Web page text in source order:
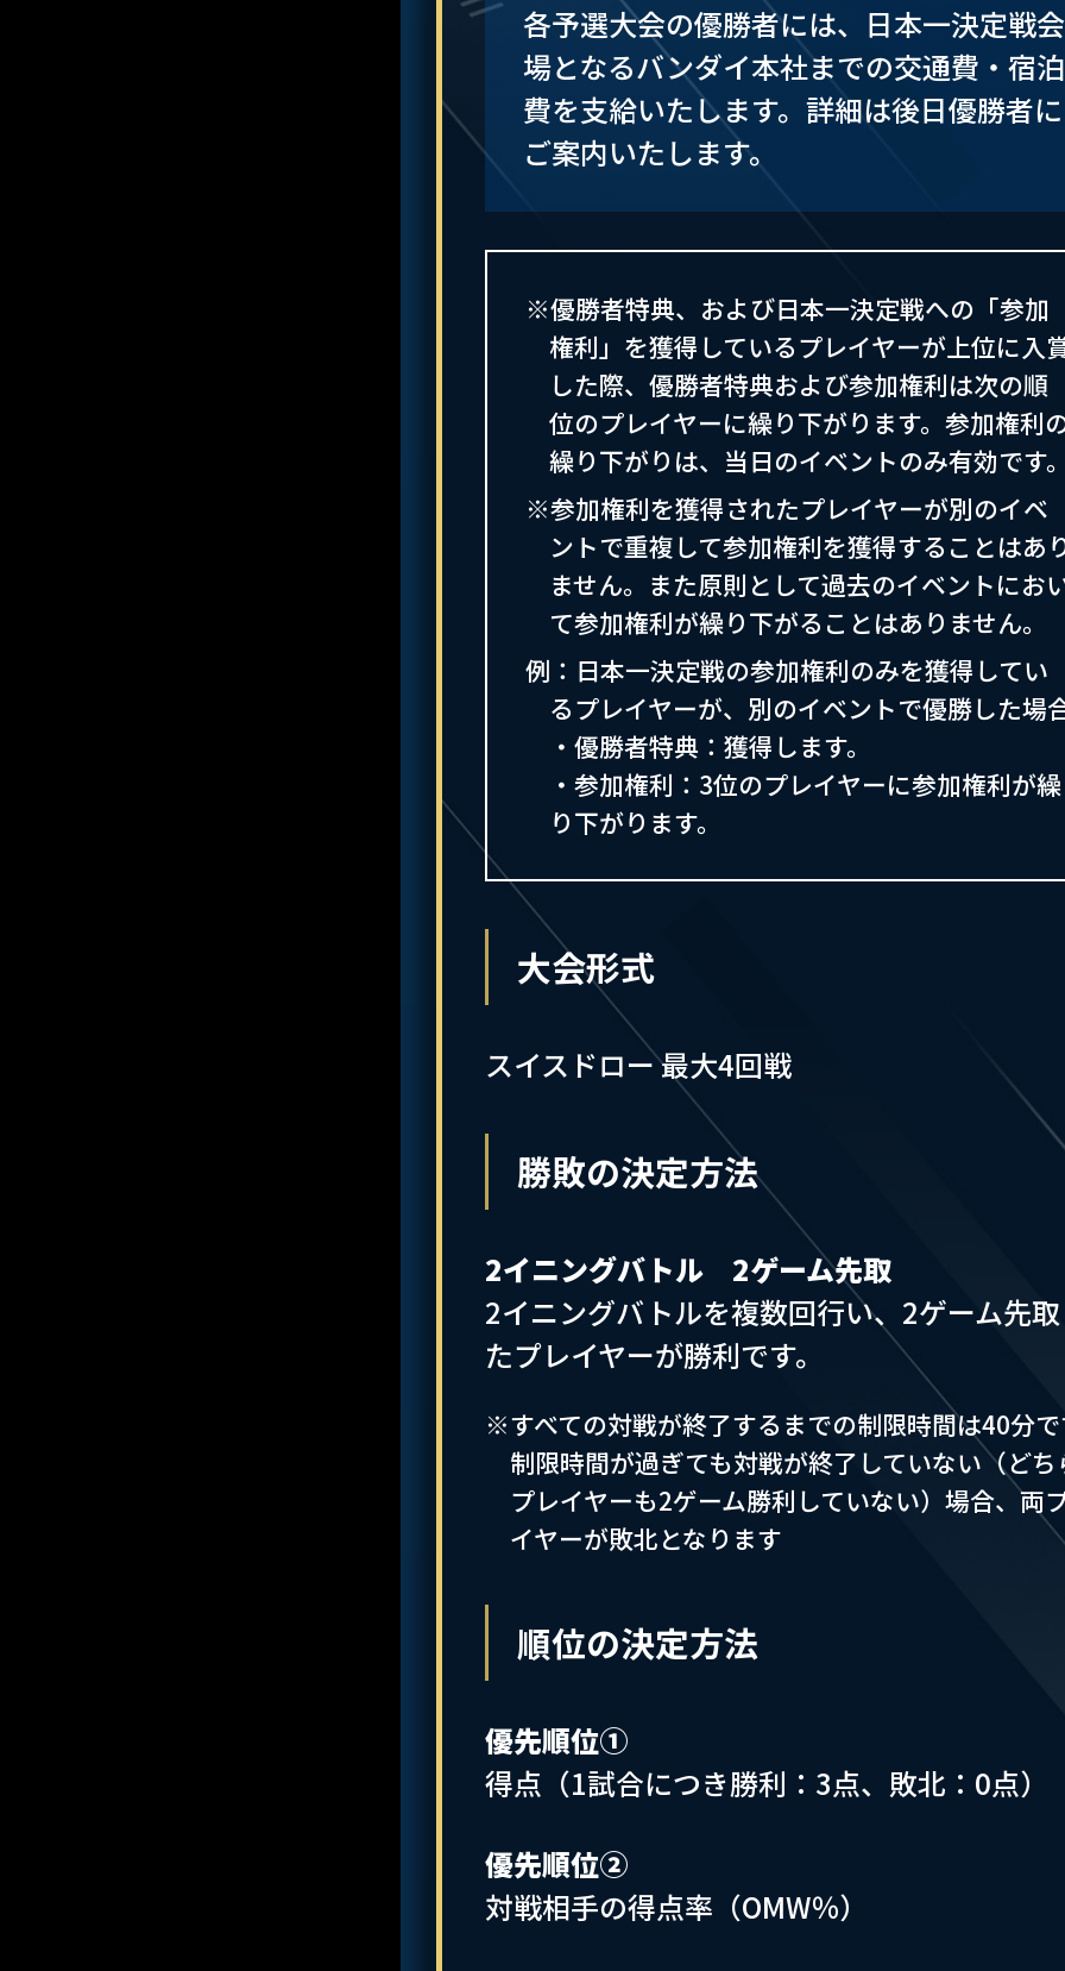
各予選大会の優勝者には、日本一決定戦会
場となるバンダイ本社までの交通費・宿泊
費を支給いたします。詳細は後日優勝者に
ご案内いたします。
※優勝者特典、および日本一決定戦への「参加
権利」を獲得しているプレイヤーが上位に入
した際、優勝者特典および参加権利は次の順
位のプレイヤーに繰り下がります。参加権利
繰り下がりは、当日のイベントのみ有効です
※参加権利を獲得されたプレイヤーが別のイベ
ントで重複して参加権利を獲得することはあ
ません。また原則として過去のイベントにお
て参加権利が繰り下がることはありません。
例：日本一決定戦の参加権利のみを獲得してい
るプレイヤーが、別のイベントで優勝した場
・優勝者特典：獲得します。
・参加権利：3位のプレイヤーに参加権利が繰
り下がります。
大会形式
スイスドロー 最大4回戦
勝敗の決定方法
2イニングバトル 2ゲーム先取
2イニングバトルを複数回行い、​2ゲーム先
たプレイヤーが勝利です。
※すべての対戦が終了するまでの制限時間は40分で
制限時間が過ぎても対戦が終了していない（どち
プレイヤーも2ゲーム勝利していない）場合、両
イヤーが敗北となります
順位の決定方法
優先順位①
得点（1試合につき勝利：3点、敗北：0点）
優先順位②
対戦相手の得点率（OMW％）